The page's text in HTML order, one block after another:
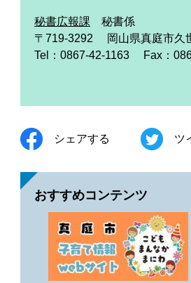
秘書広報課
秘書係
〒719-3292
岡山県真庭市久
Tel：0867-42-1163
Fax：
シェアする ツ
おすすめコンテンツ